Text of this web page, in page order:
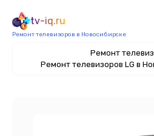
tv-iq.ru
Ремонт телевизоров в Новосибирске
Ремонт
Ремонт телевизоров LG в